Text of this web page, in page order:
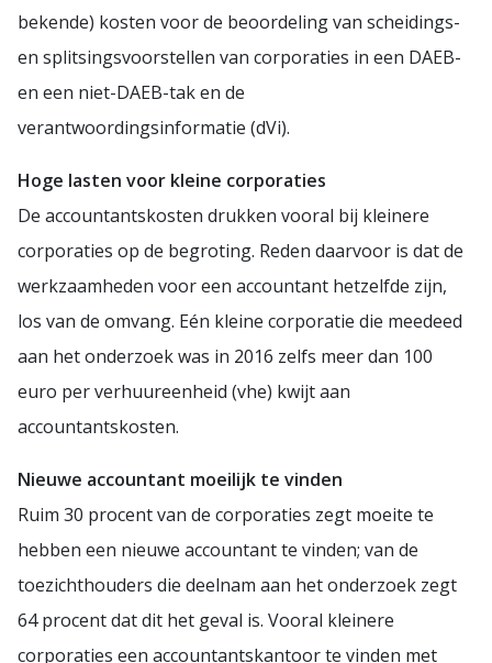
bekende) kosten voor de beoordeling van scheidings-
en splitsingsvoorstellen van corporaties in een DAEB-
en een niet-DAEB-tak en de
verantwoordingsinformatie (dVi).
Hoge lasten voor kleine corporaties
De accountantskosten drukken vooral bij kleinere
corporaties op de begroting. Reden daarvoor is dat de
werkzaamheden voor een accountant hetzelfde zijn,
los van de omvang. Eén kleine corporatie die meedeed
aan het onderzoek was in 2016 zelfs meer dan 100
euro per verhuureenheid (vhe) kwijt aan
accountantskosten.
Nieuwe accountant moeilijk te vinden
Ruim 30 procent van de corporaties zegt moeite te
hebben een nieuwe accountant te vinden; van de
toezichthouders die deelnam aan het onderzoek zegt
64 procent dat dit het geval is. Vooral kleinere
corporaties een accountantskantoor te vinden met